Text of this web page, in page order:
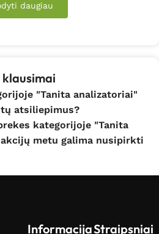
daugiau
"Tanita analizatoriai"
atsiliepimus?
kategorijoje "Tanita
metu galima nusipirkti
InformacijaStraipsniai